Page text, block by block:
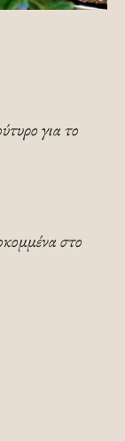
για το
στο